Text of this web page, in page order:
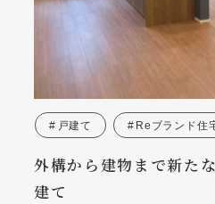
戸建て Reブランド住
外構から建物まで新た
建て